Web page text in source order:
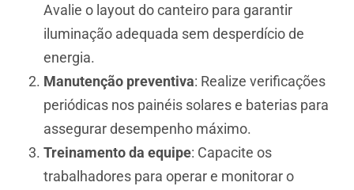
Avalie o layout do canteiro para garantir
iluminação adequada sem desperdício de
energia.
Manutenção preventiva: Realize verificações
periódicas nos painéis solares e baterias para
assegurar desempenho máximo.
Treinamento da equipe: Capacite os
trabalhadores para operar e monitorar o